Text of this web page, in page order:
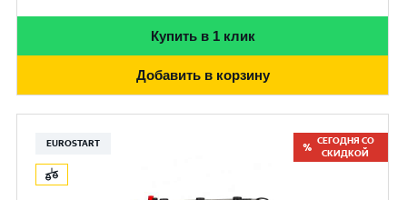
Купить в 1 клик
Добавить в корзину
EUROSTART
СЕГОДНЯ СО
СКИДКОЙ